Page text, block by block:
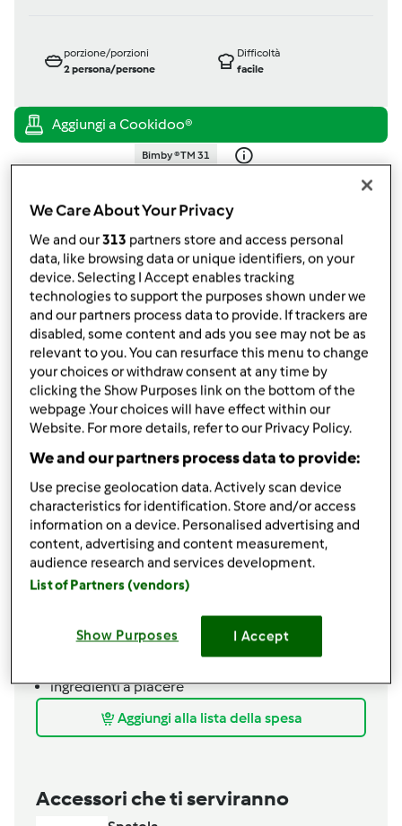
porzione/porzioni
2persona/persone
Difficoltà
facile
Bimby ® TM 31
modificata: 05-05-2015
Aggiungi alle mie raccolte
condividi la ricetta
Crea variante
Ingredienti
per l&#039;impasto
125grammifarina
300grammilatte
sale
2uova
olio per la padella
grammiprosciutto cotto
ingredienti a piacere
Aggiungi alla lista della spesa
Accessori che ti serviranno
We Care About Your Privacy
We and our313 partners store and access personal
data, like browsing data or unique identifiers, on your
device. Selecting I Accept enables tracking
technologies to support the purposes shown under we
and our partners process data to provide. If trackers are
disabled, some content and ads you see may not be as
relevant to you. You can resurface this menu to change
your choices or withdraw consent at any time by
clicking the Show Purposes link on the bottom of the
webpage .Your choices will have effect within our
Website. For more details, refer to our Privacy Policy.
We and our partners process data to provide:
Use precise geolocation data. Actively scan device
characteristics for identification. Store and/or access
information on a device. Personalised advertising and
content, advertising and content measurement,
audience research and services development.
List of Partners (vendors)
Show Purposes I Accept